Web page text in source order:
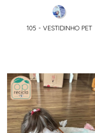
105 - VESTIDINHO PET